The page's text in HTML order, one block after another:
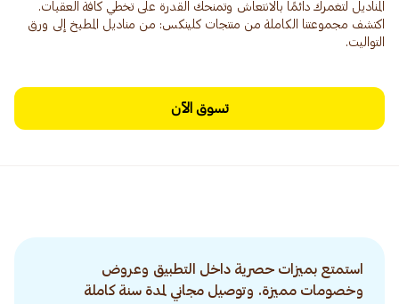
المناديل لتغمرك دائمًا بالانتعاش وتمنحك القدرة على تخطي كافة العقبات.
اكتشف مجموعتنا الكاملة من منتجات كلينكس: من مناديل المطبخ إلى ورق
التواليت.
تسوق الآن
استمتع بميزات حصرية داخل التطبيق وعروض
وخصومات مميزة. وتوصيل مجاني لمدة سنة كاملة